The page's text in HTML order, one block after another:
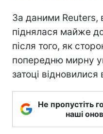
За даними Reuters,
піднялася майже
після того, як
попередню мирну
затоці відновилися
Не пропустіть
наші